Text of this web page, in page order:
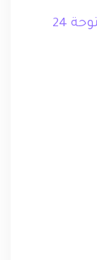
شركة صيانة مكيفات بالدمام مفتوحة 24